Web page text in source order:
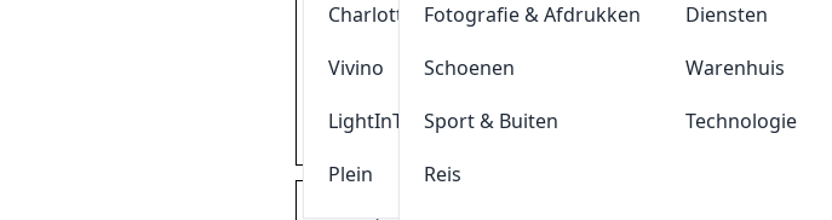
Charlotte Tilbury
Durex
Vivino
LightInThebox
Fun en Feest
Plein
Fotografie & Afdrukken
Diensten
Schoenen
Warenhuis
Sport & Buiten
Technologie
Reis
PAK KORTING↗
[ +] Geschiedenis